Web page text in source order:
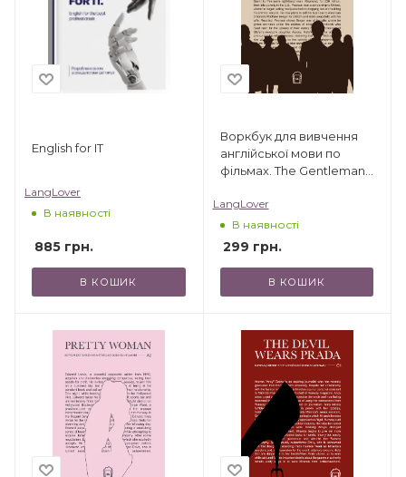
English for IT
LangLover
В наявності
885 грн.
В КОШИК
Воркбук для вивчення
англійської мови по
фільмах. The Gentleman
LangLover
В наявності
299 грн.
В КОШИК